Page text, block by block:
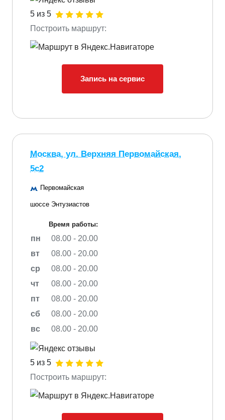
5 из 5
Построить маршрут:
Запись на сервис
Москва, ул. Верхняя Первомайская,
5с2
Первомайская
шоссе Энтузиастов
Время работы:
пн
08.00 - 20.00
вт
08.00 - 20.00
ср
08.00 - 20.00
чт
08.00 - 20.00
пт
08.00 - 20.00
сб
08.00 - 20.00
вс
08.00 - 20.00
5 из 5
Построить маршрут: